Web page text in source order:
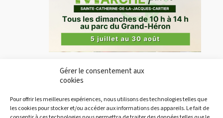
Gérer le consentement aux
cookies
Pour offrir les meilleures expériences, nous utilisons des technologies telles que
les cookies pour stocker et/ou accéder aux informations des appareils. Le fait de
Marché public Sainte-Catherine-de-la-
Parc du Grand-Héron4 Rue Louis Jolliet, Sainte-